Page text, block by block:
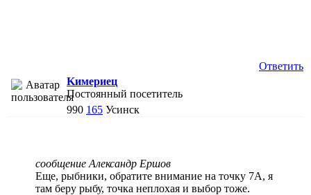
Ответить
Kимериец
Постоянный посетитель
990 165 Усинск
сообщение Александр Ершов
Еще, рыбники, обратите внимание на точку 7А, я
там беру рыбу, точка неплохая и выбор тоже.